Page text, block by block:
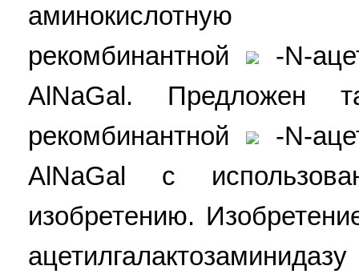
аминокислотную
рекомбинантной
-N-
AlNaGal. Предложен
рекомбинантной
-N-
AlNaGal с
изобретению.